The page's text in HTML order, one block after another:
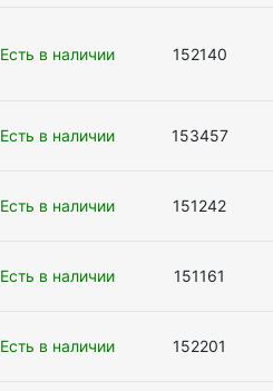
Есть в наличии 152140
Есть в наличии 153457
Есть в наличии 151242
Есть в наличии 151161
Есть в наличии 152201